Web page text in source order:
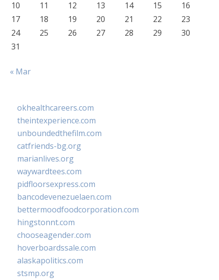
10 11 12 13 14 15
16
17
18 19 20 21 22
23
24
25 26 27 28 29
30
31
« Mar
okhealthcareers.com
theintexperience.com
unboundedthefilm.com
catfriends-bg.org
marianlives.org
waywardtees.com
pidfloorsexpress.com
bancodevenezuelaen.com
bettermoodfoodcorporation.com
hingstonnt.com
chooseagender.com
hoverboardssale.com
alaskapolitics.com
stsmp.org